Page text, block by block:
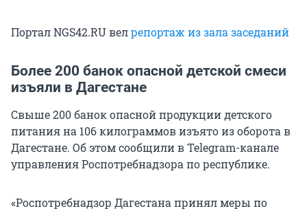
Портал NGS42.RU велрепортаж из зала заседаний
Более 200 банок опасной детской смеси
изъяли в Дагестане
Свыше 200 банок опасной продукции детского
питания на 106 килограммов изъято из оборота в
Дагестане. Об этом сообщили в Telegram-канале
управления Роспотребнадзора по республике.
«Роспотребнадзор Дагестана принял меры по